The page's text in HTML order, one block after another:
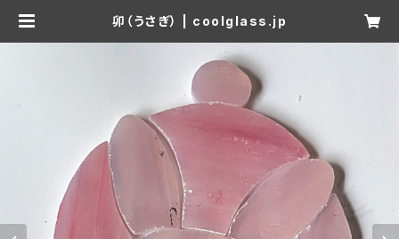
卯（うさぎ） | coolglass.jp